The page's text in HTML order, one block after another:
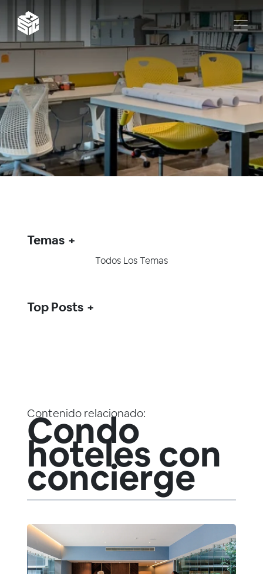
Contenido relacionado:
Condo
hoteles con
concierge
Temas
Todos Los Temas
Top Posts